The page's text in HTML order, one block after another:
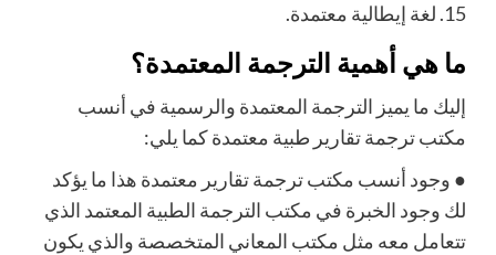
15. لغة إيطالية معتمدة.
ما هي أهمية الترجمة المعتمدة؟
إليك ما يميز الترجمة المعتمدة والرسمية في أنسب
مكتب ترجمة تقارير طبية معتمدة كما يلي:
● وجود أنسب مكتب ترجمة تقارير معتمدة هذا ما يؤكد
لك وجود الخبرة في مكتب الترجمة الطبية المعتمد الذي
تتعامل معه مثل مكتب المعاني المتخصصة والذي يكون